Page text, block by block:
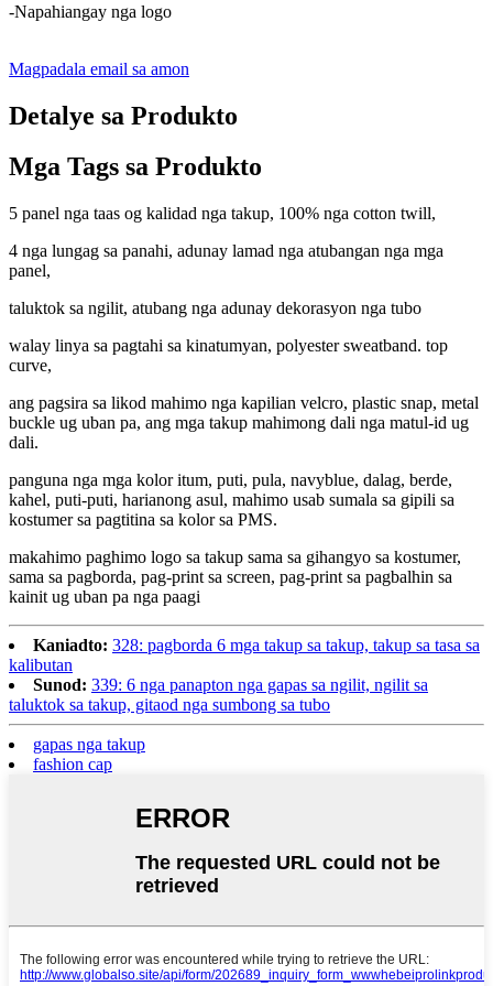
-Napahiangay nga logo
Magpadala email sa amon
Detalye sa Produkto
Mga Tags sa Produkto
5 panel nga taas og kalidad nga takup, 100% nga cotton twill,
4 nga lungag sa panahi, adunay lamad nga atubangan nga mga
panel,
taluktok sa ngilit, atubang nga adunay dekorasyon nga tubo
walay linya sa pagtahi sa kinatumyan, polyester sweatband. top
curve,
ang pagsira sa likod mahimo nga kapilian velcro, plastic snap, metal
buckle ug uban pa, ang mga takup mahimong dali nga matul-id ug
dali.
panguna nga mga kolor itum, puti, pula, navyblue, dalag, berde,
kahel, puti-puti, harianong asul, mahimo usab sumala sa gipili sa
kostumer sa pagtitina sa kolor sa PMS.
makahimo paghimo logo sa takup sama sa gihangyo sa kostumer,
sama sa pagborda, pag-print sa screen, pag-print sa pagbalhin sa
kainit ug uban pa nga paagi
Kaniadto: 328: pagborda 6 mga takup sa takup, takup sa tasa sa
kalibutan
Sunod: 339: 6 nga panapton nga gapas sa ngilit, ngilit sa
taluktok sa takup, gitaod nga sumbong sa tubo
gapas nga takup
fashion cap